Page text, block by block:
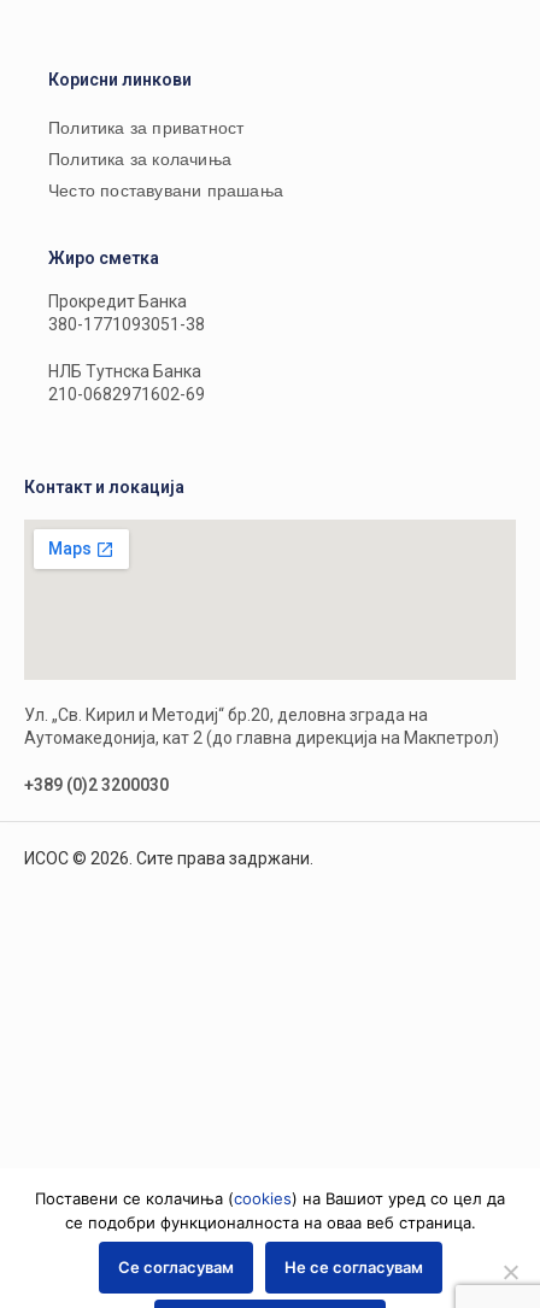
Корисни линкови
Политика за приватност
Политика за колачиња
Често поставувани прашања
Жиро сметка
Прокредит Банка
380-1771093051-38
НЛБ Тутнска Банка
210-0682971602-69
Контакт и локација
Ул. „Св. Кирил и Методиј“ бр.20, деловна зграда на
Аутомакедонија, кат 2 (до главна дирекција на Макпетрол)
+389 (0)2 3200030
ИСОС © 2026. Сите права задржани.
Поставени се колачиња (cookies) на Вашиот уред со цел да
се подобри функционалноста на оваа веб страница.
Се согласувам Не се согласувам